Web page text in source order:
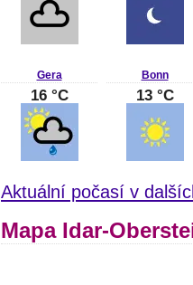
Gera
16 °C
Bonn
13 °C
Aktuální počasí v
Mapa Idar-